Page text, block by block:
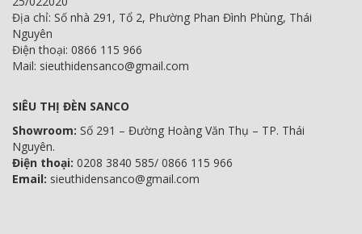
Địa chỉ: Số nhà 291, Tổ 2, Phường Phan Đình Phùng, Thái
Nguyên
Điện thoại: 0866 115 966
Mail: sieuthidensanco@gmail.com
SIÊU THỊ ĐÈN SANCO
Showroom: Số 291 – Đường Hoàng Văn Thụ – TP. Thái
Nguyên.
Điện thoại: 0208 3840 585/ 0866 115 966
Email: sieuthidensanco@gmail.com